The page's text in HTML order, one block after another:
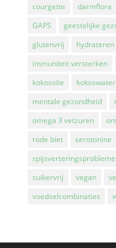
courgette
darmflora
GAPS
geestelijke
glutenvrij
hydrateren
immuniteit versterken
kokosolie
kokoswater
mentale gezondheid
omega 3 vetzuren
rode biet
serotonine
suikervrij
vegan
voedselcombinaties